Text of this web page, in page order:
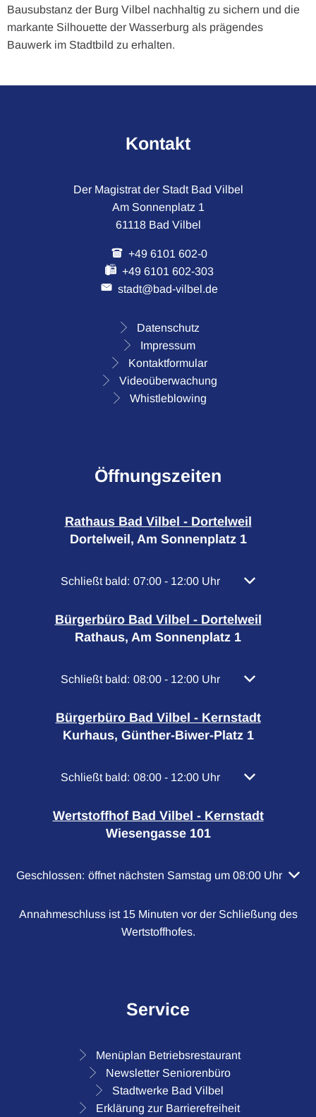
Bausubstanz der Burg Vilbel nachhaltig zu sichern und die
markante Silhouette der Wasserburg als prägendes
Bauwerk im Stadtbild zu erhalten.
Kontakt
Der Magistrat der Stadt Bad Vilbel
Am Sonnenplatz 1
61118 Bad Vilbel
+49 6101 602-0
+49 6101 602-303
stadt@bad-vilbel.de
Datenschutz
Impressum
Kontaktformular
Videoüberwachung
Whistleblowing
Öffnungszeiten
Rathaus Bad Vilbel - Dortelweil
Dortelweil, Am Sonnenplatz 1
Klicken, um weitere Öffnungs- oder Schließzeiten
Schließt bald: 07:00 - 12:00 Uhr Von 07:00 bis
Bürgerbüro Bad Vilbel - Dortelweil
Rathaus, Am Sonnenplatz 1
Klicken, um weitere Öffnungs- oder Schließzeiten
Schließt bald: 08:00 - 12:00 Uhr Von 08:00 bis
Bürgerbüro Bad Vilbel - Kernstadt
Kurhaus, Günther-Biwer-Platz 1
Klicken, um weitere Öffnungs- oder Schließzeiten
Schließt bald: 08:00 - 12:00 Uhr Von 08:00 bis
Wertstoffhof Bad Vilbel - Kernstadt
Wiesengasse 101
Klicken, um weitere Öffnungs- oder Schließzeiten
Geschlossen: öffnet nächsten Samstag um 08:00 Uhr
Annahmeschluss ist 15 Minuten vor der Schließung des
Wertstoffhofes.
Service
Menüplan Betriebsrestaurant
Newsletter Seniorenbüro
Stadtwerke Bad Vilbel
Erklärung zur Barrierefreiheit